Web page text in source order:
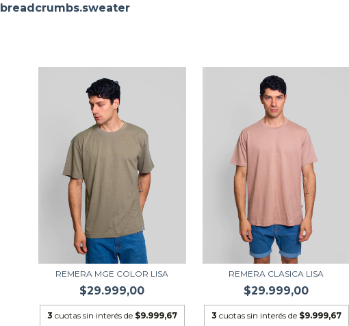
breadcrumbs.sweater
REMERA MGE COLOR LISA
$29.999,00
3 cuotas sin interés de $9.999,67
REMERA CLASICA LISA
$29.999,00
3 cuotas sin interés de $9.999,67